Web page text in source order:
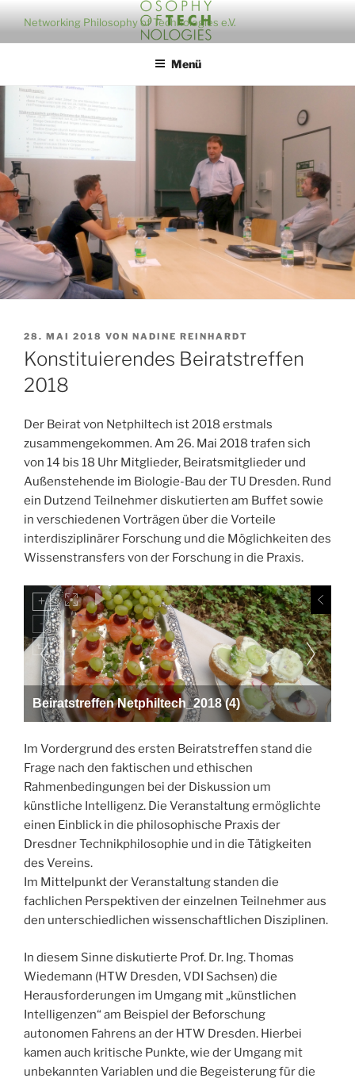
Inhalt
springen
Networking Philosophy of Technologies e.V.
Menü
VERÖFFENTLICHT
AM
28. MAI 2018 VON NADINE REINHARDT
Konstituierendes Beiratstreffen
2018
Der Beirat von Netphiltech ist 2018 erstmals
zusammengekommen. Am 26. Mai 2018 trafen sich
von 14 bis 18 Uhr Mitglieder, Beiratsmitglieder und
Außenstehende im Biologie-Bau der TU Dresden. Rund
ein Dutzend Teilnehmer diskutierten am Buffet sowie
in verschiedenen Vorträgen über die Vorteile
interdisziplinärer Forschung und die Möglichkeiten des
Wissenstransfers von der Forschung in die Praxis.
Beiratstreffen Netphiltech_2018 (4)
Im Vordergrund des ersten Beiratstreffen stand die
Frage nach den faktischen und ethischen
Rahmenbedingungen bei der Diskussion um
künstliche Intelligenz. Die Veranstaltung ermöglichte
einen Einblick in die philosophische Praxis der
Dresdner Technikphilosophie und in die Tätigkeiten
des Vereins.
Im Mittelpunkt der Veranstaltung standen die
fachlichen Perspektiven der einzelnen Teilnehmer aus
den unterschiedlichen wissenschaftlichen Disziplinen.
In diesem Sinne diskutierte Prof. Dr. Ing. Thomas
Wiedemann (HTW Dresden, VDI Sachsen) die
Herausforderungen im Umgang mit „künstlichen
Intelligenzen“ am Beispiel der Beforschung
autonomen Fahrens an der HTW Dresden. Hierbei
kamen auch kritische Punkte, wie der Umgang mit
unbekannten Variablen und die Begeisterung für die